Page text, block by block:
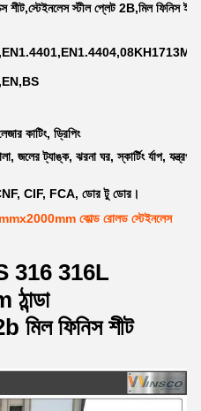
শীট,স্টেইনলেস স্টীল প্লেট 2B,মিল ফিনিস ইনক্স
কাটিং, ড্রিপিং
জলের ট্যাঙ্ক, ঝরনা ঘর, স্কার্টিং র্যাপ,
CIF, FCA, ডোর টু ডোর।
কোল্ড রোলড স্টেইনলেস
316 316L
মিল ফিনিস শীট